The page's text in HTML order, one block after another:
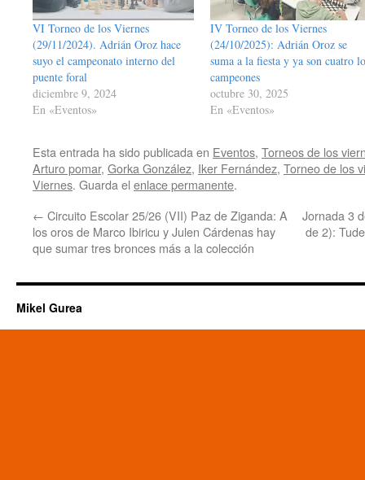
VI Torneo de los Viernes
(29/11/2024). Adrián Oroz hace
suyo el campeonato interno del
puente foral
diciembre 9, 2024
En «Eventos»
IV Torneo de los Viernes
(24/10/2025): Adrián Oroz se
suma a la fiesta y ya son cuatro
campeones
octubre 30, 2025
En «Eventos»
Esta entrada ha sido publicada en Eventos, Torneos de los
Arturo pomar, Gorka González, Iker Fernández, Torneo de los
Viernes. Guarda el enlace permanente.
← Circuito Escolar 25/26 (VII) Paz de Ziganda: A
los oros de Marco Ibiricu y Julen Cárdenas hay
que sumar tres bronces más a la colección
Jornada 3
de 2):
Mikel Gurea